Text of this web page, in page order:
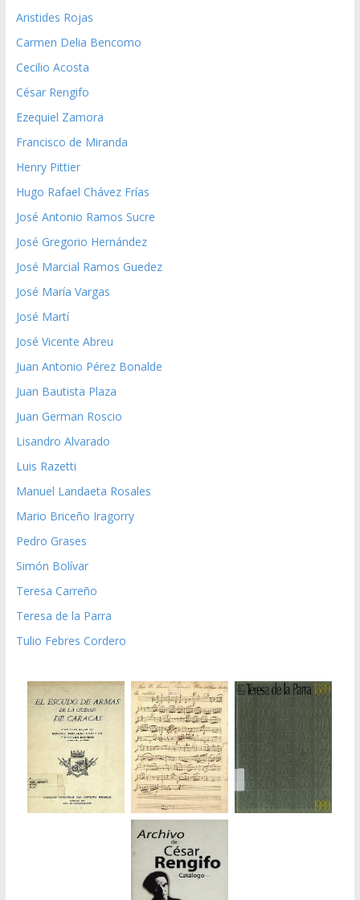
Aristides Rojas
Carmen Delia Bencomo
Cecilio Acosta
César Rengifo
Ezequiel Zamora
Francisco de Miranda
Henry Pittier
Hugo Rafael Chávez Frías
José Antonio Ramos Sucre
José Gregorio Hernández
José Marcial Ramos Guedez
José María Vargas
José Martí
José Vicente Abreu
Juan Antonio Pérez Bonalde
Juan Bautista Plaza
Juan German Roscio
Lisandro Alvarado
Luis Razetti
Manuel Landaeta Rosales
Mario Briceño Iragorry
Pedro Grases
Simón Bolívar
Teresa Carreño
Teresa de la Parra
Tulio Febres Cordero